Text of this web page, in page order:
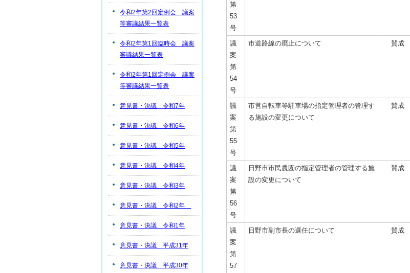
第
53
号
議
案
第
54
号
市道路線の廃止について 賛成
議
案
第
55
号
市営自転車等駐車場の指定管理者の管理す
る施設の変更について
賛成
議
案
第
56
号
日野市市民農園の指定管理者の管理する施
設の変更について
賛成
議
案
第
57
日野市副市長の選任について 賛成
令和2年第2回定例会 議案
等審議結果一覧表
令和2年第1回臨時会 議案
審議結果一覧表
令和2年第1回定例会 議案
等審議結果一覧表
意見書・決議 令和7年
意見書・決議 令和6年
意見書・決議 令和5年
意見書・決議 令和4年
意見書・決議 令和3年
意見書・決議 令和2年
意見書・決議 令和1年
意見書・決議 平成31年
意見書・決議 平成30年